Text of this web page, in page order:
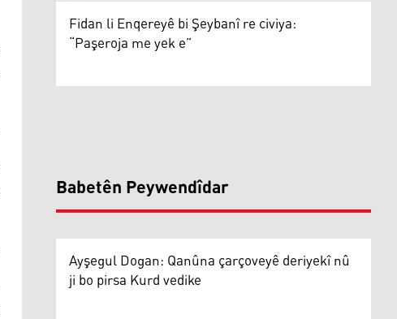
Fidan li Enqereyê bi Şeybanî re civiya:
“Paşeroja me yek e”
Babetên Peywendîdar
Ayşegul Dogan: Qanûna çarçoveyê deriyekî nû
ji bo pirsa Kurd vedike